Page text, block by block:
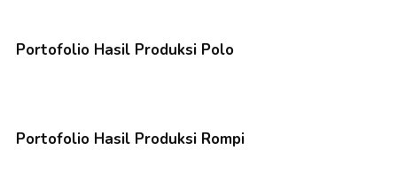
Portofolio Hasil Produksi Polo
Portofolio Hasil Produksi Rompi